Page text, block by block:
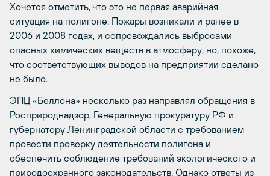
Хочется отметить, что это не первая аварийная
ситуация на полигоне. Пожары возникали и ранее в
2006 и 2008 годах, и сопровождались выбросами
опасных химических веществ в атмосферу, но, похоже,
что соответствующих выводов на предприятии сделано
не было.
ЭПЦ «Беллона» несколько раз направлял обращения в
Росприроднадзор, Генеральную прокуратуру РФ и
губернатору Ленинградской области с требованием
провести проверку деятельности полигона и
обеспечить соблюдение требований экологического и
природоохранного законодательств. Однако ответы из